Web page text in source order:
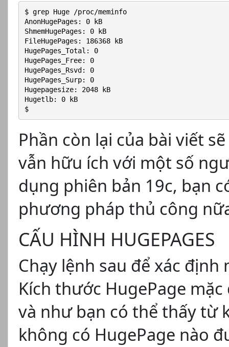
$ grep Huge /proc/meminfo
AnonHugePages: 0 kB
ShmemHugePages: 0 kB
FileHugePages: 186368 kB
HugePages_Total: 0
HugePages_Free: 0
HugePages_Rsvd: 0
HugePages_Surp: 0
Hugepagesize: 2048 kB
Hugetlb: 0 kB
$
Phần còn lại của bài viết
vẫn hữu ích với một số
dụng phiên bản 19c, bạn
phương pháp thủ công
CẤU HÌNH HUGEPAGES
Chạy lệnh sau để xác
Kích thước HugePage
và như bạn có thể thấy từ
không có HugePage nào